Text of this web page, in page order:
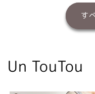
す
Un TouTou